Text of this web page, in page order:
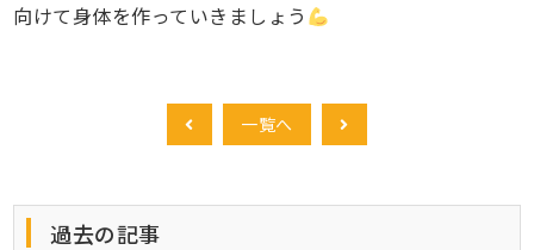
向けて身体を作っていきましょう
一覧へ
過去の記事